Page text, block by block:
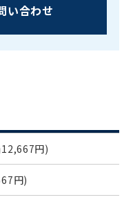
い合わせ
円)
円)